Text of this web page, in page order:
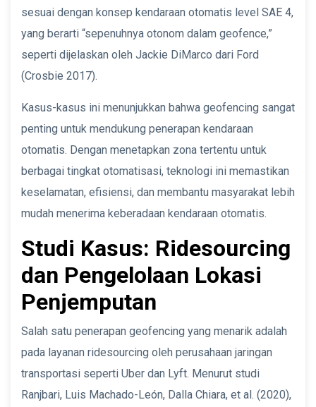
sesuai dengan konsep kendaraan otomatis level SAE 4,
yang berarti “sepenuhnya otonom dalam geofence,”
seperti dijelaskan oleh Jackie DiMarco dari Ford
(Crosbie 2017).
Kasus-kasus ini menunjukkan bahwa geofencing sangat
penting untuk mendukung penerapan kendaraan
otomatis. Dengan menetapkan zona tertentu untuk
berbagai tingkat otomatisasi, teknologi ini memastikan
keselamatan, efisiensi, dan membantu masyarakat lebih
mudah menerima keberadaan kendaraan otomatis.
Studi Kasus: Ridesourcing
dan Pengelolaan Lokasi
Penjemputan
Salah satu penerapan geofencing yang menarik adalah
pada layanan ridesourcing oleh perusahaan jaringan
transportasi seperti Uber dan Lyft. Menurut studi
Ranjbari, Luis Machado-León, Dalla Chiara, et al. (2020),